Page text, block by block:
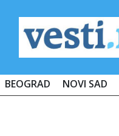
BEOGRAD NOVI SAD